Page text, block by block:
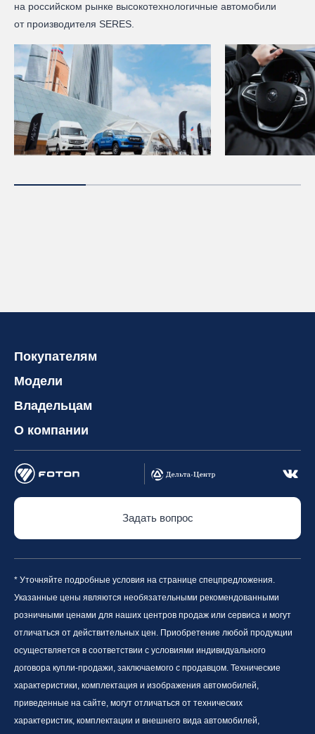
на российском рынке высокотехнологичные автомобили
от производителя SERES.
Покупателям
Модели
Владельцам
О компании
Задать вопрос
* Уточняйте подробные условия на странице спецпредложения.
Указанные цены являются необязательными рекомендованными
розничными ценами для наших центров продаж или сервиса и могут
отличаться от действительных цен. Приобретение любой продукции
осуществляется в соответствии с условиями индивидуального
договора купли-продажи, заключаемого с продавцом. Технические
характеристики, комплектация и изображения автомобилей,
приведенные на сайте, могут отличаться от технических
характеристик, комплектации и внешнего вида автомобилей,